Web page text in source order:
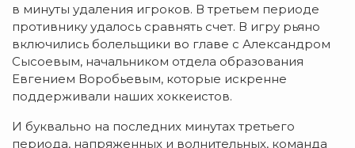
в минуты удаления игроков. В третьем периоде
противнику удалось сравнять счет. В игру рьяно
включились болельщики во главе с Александром
Сысоевым, начальником отдела образования
Евгением Воробьевым, которые искренне
поддерживали наших хоккеистов.
И буквально на последних минутах третьего
периода, напряженных и волнительных, команда